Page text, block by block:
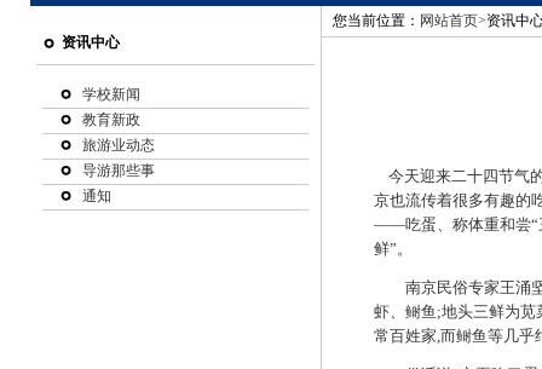
资讯中心
学校新闻
教育新政
旅游业动态
导游那些事
通知
您当前位置： 网站首页>资讯中
今天迎来二十四节气
京也流传着很多有趣的
——吃蛋、称体重和尝“
鲜”。
南京民俗专家王涌
虾、鲥鱼 ;地头三鲜为苋
常百姓家,而鲥鱼等几乎